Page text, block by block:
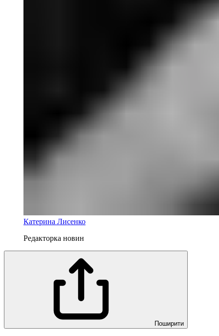
Катерина Лисенко
Редакторка новин
Поширити